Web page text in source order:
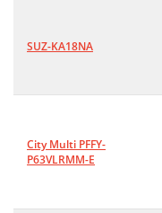
SUZ-KA18NA
City Multi PFFY-
P63VLRMM-E